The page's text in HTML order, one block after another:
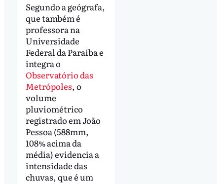
Segundo a geógrafa,
que também é
professora na
Universidade
Federal da Paraíba e
integra o
Observatório das
Metrópoles, o
volume
pluviométrico
registrado em João
Pessoa (588mm,
108% acima da
média) evidencia a
intensidade das
chuvas, que é um